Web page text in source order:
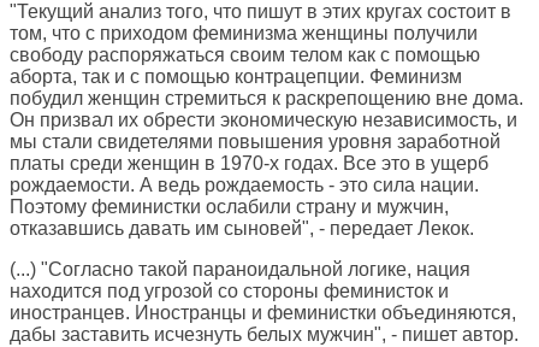
"Текущий анализ того, что пишут в этих кругах состоит в
том, что с приходом феминизма женщины получили
свободу распоряжаться своим телом как с помощью
аборта, так и с помощью контрацепции. Феминизм
побудил женщин стремиться к раскрепощению вне дома.
Он призвал их обрести экономическую независимость, и
мы стали свидетелями повышения уровня заработной
платы среди женщин в 1970-х годах. Все это в ущерб
рождаемости. А ведь рождаемость - это сила нации.
Поэтому феминистки ослабили страну и мужчин,
отказавшись давать им сыновей", - передает Лекок.
(...) "Согласно такой параноидальной логике, нация
находится под угрозой со стороны феминисток и
иностранцев. Иностранцы и феминистки объединяются,
дабы заставить исчезнуть белых мужчин", - пишет автор.